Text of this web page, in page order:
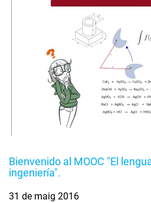
Bienvenido al MOOC "El
ingeniería".
31 de maig 2016